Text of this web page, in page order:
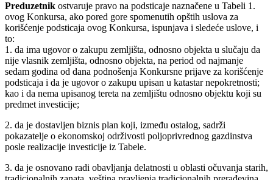
Preduzetnik ostvaruje pravo na podsticaje naznačene u Tabeli 1.
ovog Konkursa, ako pored gore spomenutih opštih uslova za
korišćenje podsticaja ovog Konkursa, ispunjava i sledeće uslove, i
to:
1. da ima ugovor o zakupu zemljišta, odnosno objekta u slučaju da
nije vlasnik zemljišta, odnosno objekta, na period od najmanje
sedam godina od dana podnošenja Konkursne prijave za korišćenje
podsticaja i da je ugovor o zakupu upisan u katastar nepokretnosti;
kao i da nema upisanog tereta na zemljištu odnosno objektu koji su
predmet investicije;
2. da je dostavljen biznis plan koji, između ostalog, sadrži
pokazatelje o ekonomskoj održivosti poljoprivrednog gazdinstva
posle realizacije investicije iz Tabele.
3. da je osnovano radi obavljanja delatnosti u oblasti očuvanja starih,